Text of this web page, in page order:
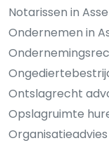
Notarissen in
Ondernemen in
Ontslagrecht
Opslagruimte
Organisatieadvies